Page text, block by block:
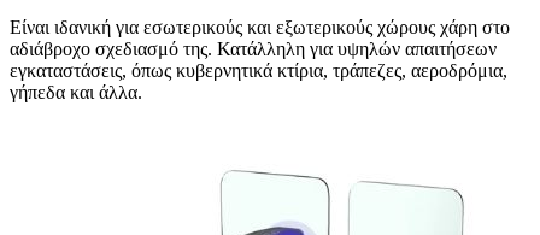
Είναι ιδανική για εσωτερικούς και εξωτερικούς χώρους χάρη στο
αδιάβροχο σχεδιασμό της. Κατάλληλη για υψηλών απαιτήσεων
εγκαταστάσεις, όπως κυβερνητικά κτίρια, τράπεζες, αεροδρόμια,
γήπεδα και άλλα.